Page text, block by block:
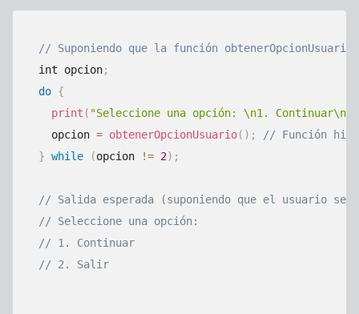
// Suponiendo que la función
int opcion;
do {
print ( "Seleccione una opción: \n1.
  opcion
= obtenerOpcionUsuario( ) ;
// Función
} while (opcion != 2) ;
// Salida esperada (suponiendo que el usuario
// Seleccione una opción:
// 1. Continuar
// 2. Salir